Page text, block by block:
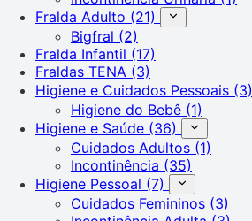
Fralda Adulto (21)
Bigfral (2)
Fralda Infantil (17)
Fraldas TENA (3)
Higiene e Cuidados Pessoais (3)
Higiene do Bebê (1)
Higiene e Saúde (36)
Cuidados Adultos (1)
Incontinência (35)
Higiene Pessoal (7)
Cuidados Femininos (3)